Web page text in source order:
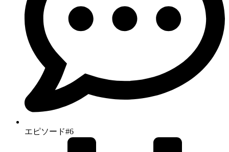
エピソード#6